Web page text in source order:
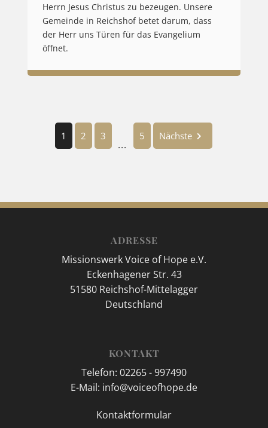
Herrn Jesus Christus zu bezeugen. Unsere
Gemeinde in Reichshof betet darum, dass
der Herr uns Türen für das Evangelium
öffnet.
1 2 3
...
5 Nächste
ADRESSE
Missionswerk Voice of Hope e.V.
Eckenhagener Str. 43
51580 Reichshof-Mittelagger
Deutschland
KONTAKT
Telefon: 02265 - 997490
E-Mail: info@voiceofhope.de
Kontaktformular